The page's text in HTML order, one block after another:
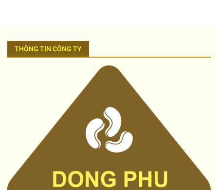
THÔNG TIN CÔNG TY